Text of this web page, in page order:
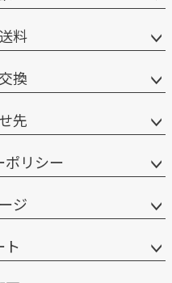
料
換
先
ポリシー
ジ
ト